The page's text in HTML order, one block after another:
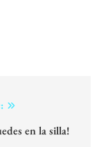
en la silla!